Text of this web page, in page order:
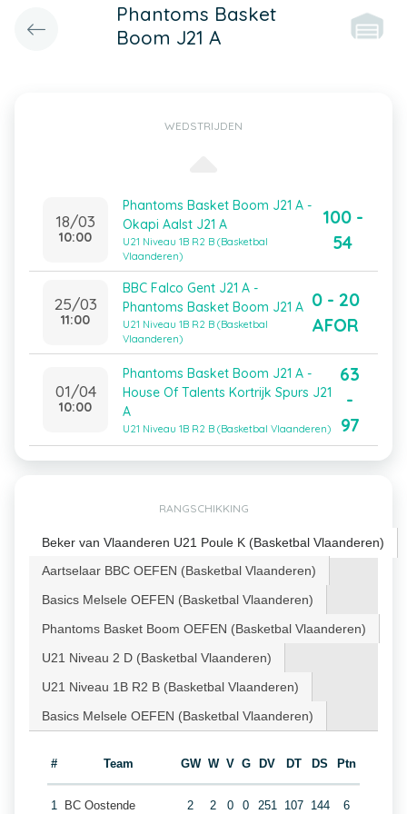
Phantoms Basket
Boom J21 A
WEDSTRIJDEN
18/03
10:00
Phantoms Basket Boom J21 A -
Okapi Aalst J21 A
U21 Niveau 1B R2 B (Basketbal
Vlaanderen)
100 -
54
25/03
11:00
BBC Falco Gent J21 A -
Phantoms Basket Boom J21 A
U21 Niveau 1B R2 B (Basketbal
Vlaanderen)
0 - 20
AFOR
01/04
10:00
Phantoms Basket Boom J21 A -
House Of Talents Kortrijk Spurs J21
A
U21 Niveau 1B R2 B (Basketbal Vlaanderen)
63
-
97
RANGSCHIKKING
Beker van Vlaanderen U21 Poule K (Basketbal Vlaanderen)
Aartselaar BBC OEFEN (Basketbal Vlaanderen)
Basics Melsele OEFEN (Basketbal Vlaanderen)
Phantoms Basket Boom OEFEN (Basketbal Vlaanderen)
U21 Niveau 2 D (Basketbal Vlaanderen)
U21 Niveau 1B R2 B (Basketbal Vlaanderen)
Basics Melsele OEFEN (Basketbal Vlaanderen)
# Team GW W V G DV DT DS Ptn
1 BC Oostende 2 2 0 0 251 107 144 6